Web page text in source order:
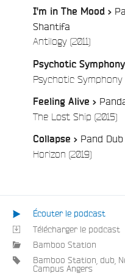
I'm in The Mood >
Shantifa
Antilogy (2011)/
Psychotic
Psychotic Symphony
Feeling Alive >
The Lost Ship (2015)/
Collapse > Pand Dub
Horizon (2019)/
Écouter le podcast
Télécharger le podcast
Bamboo Station
Bamboo Station dub
Campus Angers